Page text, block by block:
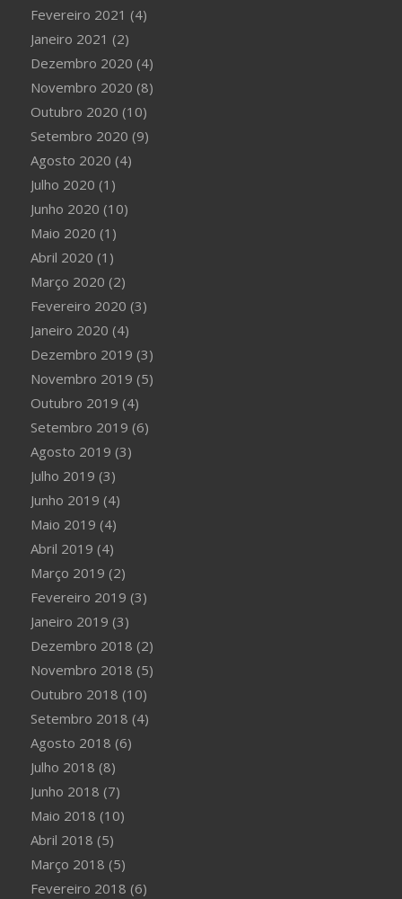
Fevereiro 2021 (4)
Janeiro 2021 (2)
Dezembro 2020 (4)
Novembro 2020 (8)
Outubro 2020 (10)
Setembro 2020 (9)
Agosto 2020 (4)
Julho 2020 (1)
Junho 2020 (10)
Maio 2020 (1)
Abril 2020 (1)
Março 2020 (2)
Fevereiro 2020 (3)
Janeiro 2020 (4)
Dezembro 2019 (3)
Novembro 2019 (5)
Outubro 2019 (4)
Setembro 2019 (6)
Agosto 2019 (3)
Julho 2019 (3)
Junho 2019 (4)
Maio 2019 (4)
Abril 2019 (4)
Março 2019 (2)
Fevereiro 2019 (3)
Janeiro 2019 (3)
Dezembro 2018 (2)
Novembro 2018 (5)
Outubro 2018 (10)
Setembro 2018 (4)
Agosto 2018 (6)
Julho 2018 (8)
Junho 2018 (7)
Maio 2018 (10)
Abril 2018 (5)
Março 2018 (5)
Fevereiro 2018 (6)